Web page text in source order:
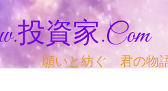
投資家.com
願いと紡ぐ 君の物語